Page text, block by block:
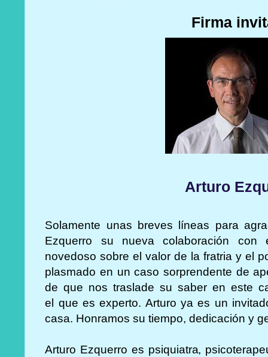
Firma
Arturo
Solamente unas breves líneas para
Ezquerro su nueva colaboración
novedoso sobre el valor de la fratria y el
plasmado en un caso sorprendente de
de que nos traslade su saber en este
el que es experto. Arturo ya es un
casa. Honramos su tiempo, dedicación y
Arturo Ezquerro es psiquiatra,